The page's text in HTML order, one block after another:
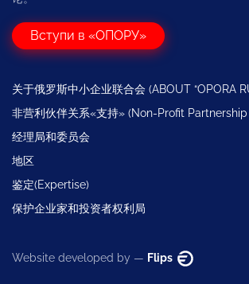
Вступи в «ОПОРУ»
关于俄罗斯中小企业联合会 (ABOUT “OPORA
非营利伙伴关系«支持» (Non-Profit Partnership
经理局和委员会
地区
鉴定(Expertise)
保护企业家和投资者权利局
Website developed by — Flips